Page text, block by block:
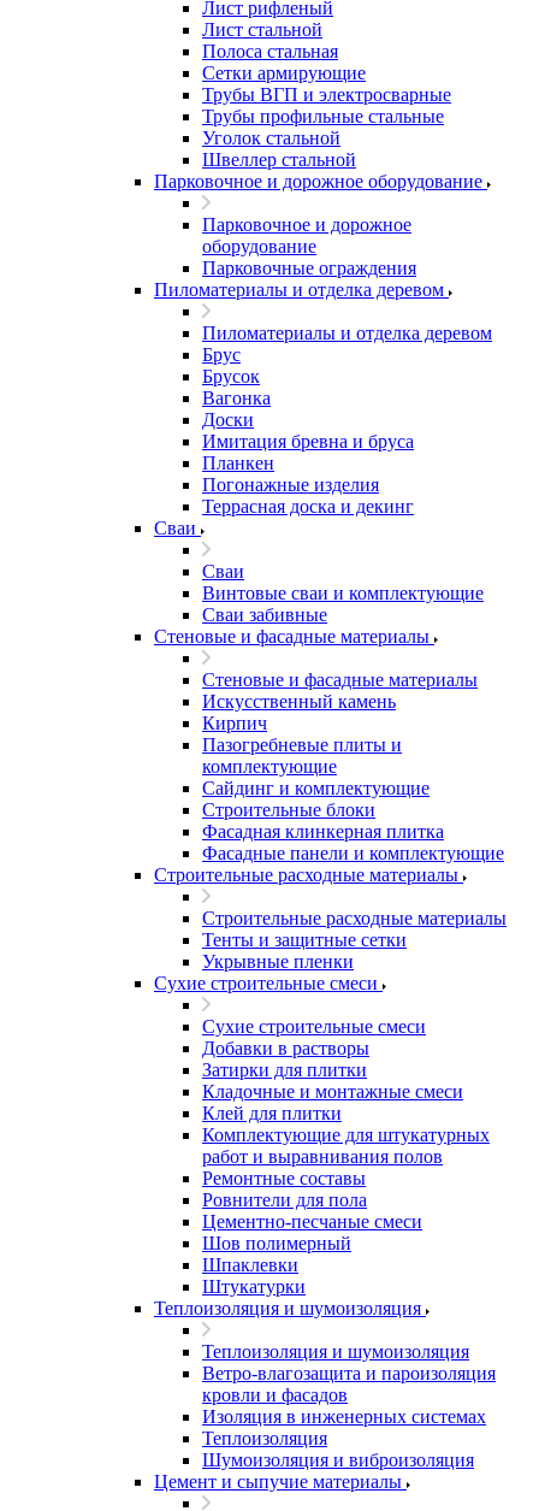
Лист рифленый
Лист стальной
Полоса стальная
Сетки армирующие
Трубы ВГП и электросварные
Трубы профильные стальные
Уголок стальной
Швеллер стальной
Парковочное и дорожное оборудование
Парковочное и дорожное
оборудование
Парковочные ограждения
Пиломатериалы и отделка деревом
Пиломатериалы и отделка деревом
Брус
Брусок
Вагонка
Доски
Имитация бревна и бруса
Планкен
Погонажные изделия
Террасная доска и декинг
Сваи
Сваи
Винтовые сваи и комплектующие
Сваи забивные
Стеновые и фасадные материалы
Стеновые и фасадные материалы
Искусственный камень
Кирпич
Пазогребневые плиты и
комплектующие
Сайдинг и комплектующие
Строительные блоки
Фасадная клинкерная плитка
Фасадные панели и комплектующие
Строительные расходные материалы
Строительные расходные материалы
Тенты и защитные сетки
Укрывные пленки
Сухие строительные смеси
Сухие строительные смеси
Добавки в растворы
Затирки для плитки
Кладочные и монтажные смеси
Клей для плитки
Комплектующие для штукатурных
работ и выравнивания полов
Ремонтные составы
Ровнители для пола
Цементно-песчаные смеси
Шов полимерный
Шпаклевки
Штукатурки
Теплоизоляция и шумоизоляция
Теплоизоляция и шумоизоляция
Ветро-влагозащита и пароизоляция
кровли и фасадов
Изоляция в инженерных системах
Теплоизоляция
Шумоизоляция и виброизоляция
Цемент и сыпучие материалы